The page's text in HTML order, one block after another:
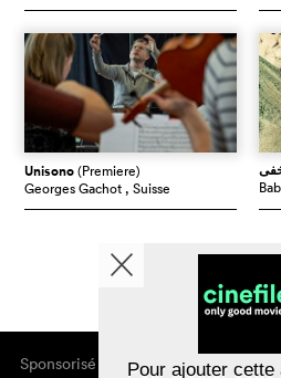
Unisono(Premiere)
Georges Gachot , Suisse
Sponsorisé par
À
Pour ajouter cette